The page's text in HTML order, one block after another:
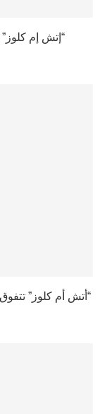
“إتش إم كلوز”
“أتش أم كلوز”